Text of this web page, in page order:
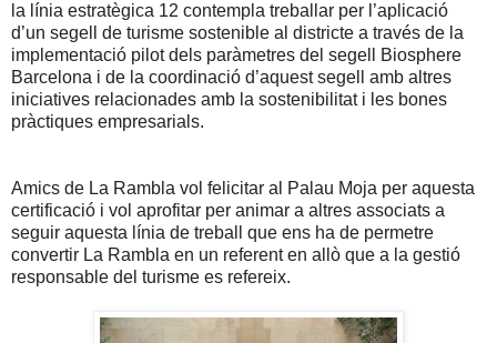
la línia estratègica 12 contempla treballar per l’aplicació
d’un segell de turisme sostenible al districte a través de la
implementació pilot dels paràmetres del segell Biosphere
Barcelona i de la coordinació d’aquest segell amb altres
iniciatives relacionades amb la sostenibilitat i les bones
pràctiques empresarials.
Amics de La Rambla vol felicitar al Palau Moja per aquesta
certificació i vol aprofitar per animar a altres associats a
seguir aquesta línia de treball que ens ha de permetre
convertir La Rambla en un referent en allò que a la gestió
responsable del turisme es refereix.